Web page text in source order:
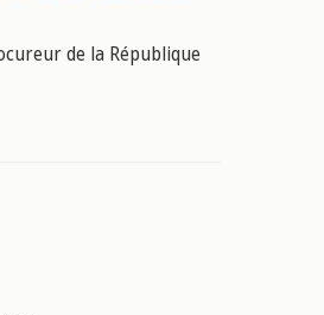
de la République